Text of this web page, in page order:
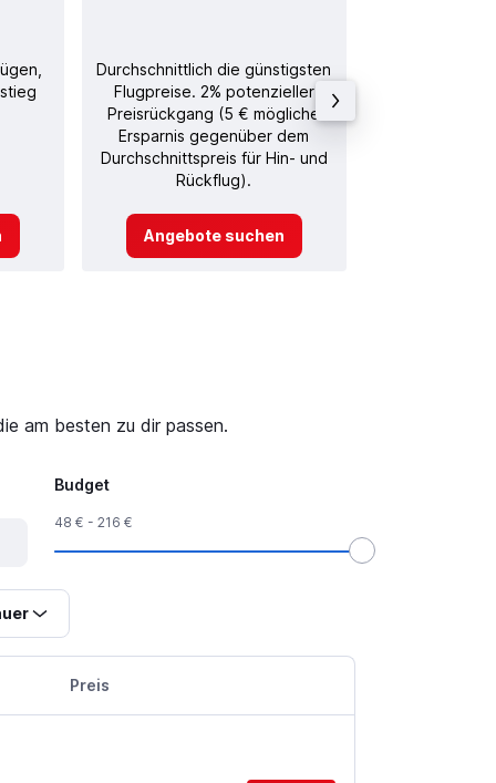
Durchschnittlich die günstigsten
Flugpreise. 2% potenzieller
Preisrückgang (5 € mögliche
Ersparnis gegenüber dem
Durchschnittspreis für Hin- und
Rückflug).
Angebote suchen
am besten zu dir passen.
Budget
48 € - 216 €
Preis